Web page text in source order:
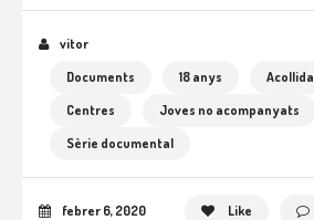
vitor
Documents
18 anys Acollida
Centres
Joves no acompanyats
Sèrie documental
febrer 6, 2020 Like